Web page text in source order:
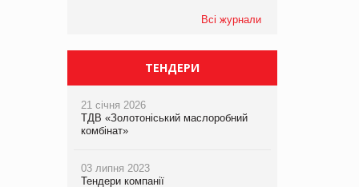
Всі журнали
ТЕНДЕРИ
21 січня 2026
ТДВ «Золотоніський маслоробний
комбінат»
03 липня 2023
Тендери компанії